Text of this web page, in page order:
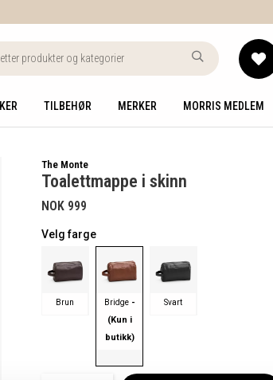
TILBEHØR MERKER MORRIS MEDLEM
The Monte
Toalettmappe i skinn
NOK 999
Velg farge
Brun Bridge-
(Kun i
butikk)
Svart